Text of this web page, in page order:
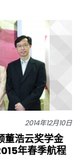
2014年12月10日
董浩云奖学金
年春季航程